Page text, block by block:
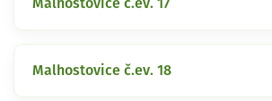
Malhostovice č.ev. 17
Malhostovice č.ev. 18